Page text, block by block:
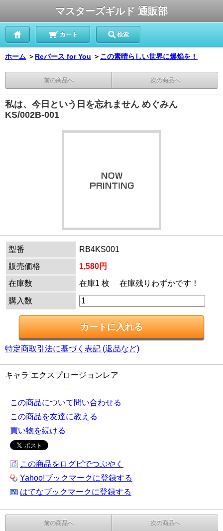
マスターズギルド 通販部
カート 検索
ホーム ＞ Reバース for You ＞ この素晴らしい世界に爆焔を！
前の商品へ 次の商品へ
私は、今日という日を忘れません めぐみん
KS/002B-001
型番
RB4KS001
販売価格
1,580円
在庫数
在庫1 枚 在庫残りわずかです！
購入数
特定商取引法に基づく表記 (返品など)
キャラ エクスプロージョンレア
この商品について問い合わせる
この商品を友達に教える
買い物を続ける
この商品をログピでつぶやく
Yahoo!ブックマークに登録する
はてなブックマークに登録する
前の商品へ 次の商品へ